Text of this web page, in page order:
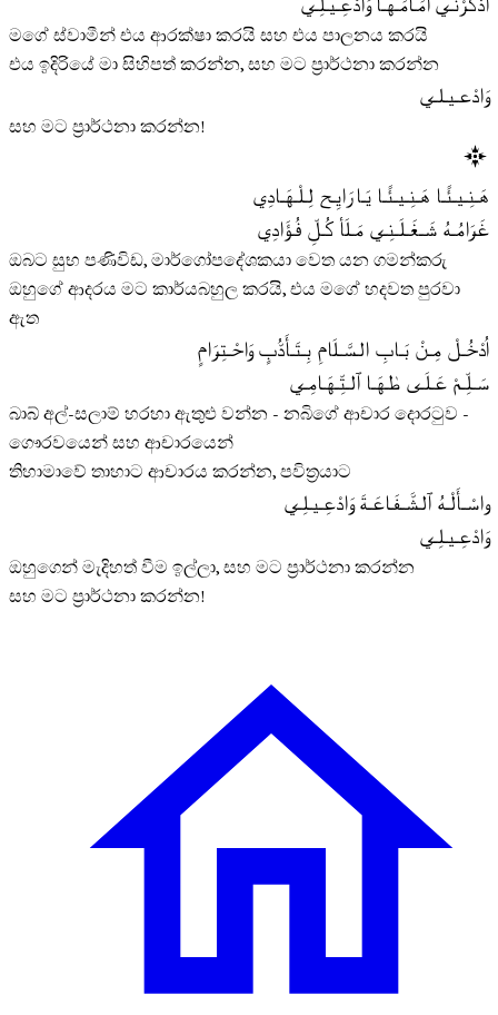
اُذْكُـرْنـي أَمَـامَـهـا وَادْعِـيـلِـي
මගේ ස්වාමීන් එය ආරක්ෂා කරයි සහ එය පාලනය කරයි
එය ඉදිරියේ මා සිහිපත් කරන්න, සහ මට ප‍්‍රාර්ථනා කරන්න
وَادْعـيـلـي
සහ මට ප‍්‍රාර්ථනා කරන්න!
هَـنِـيـئًـا هَـنِـيـئًـا يَـا رَايِـح لِـلْـهَـادِي
غَـرَامُـهُ شَـغَـلَـنِـي مَـلَأ كُـلِّ فُـؤَادِي
ඔබට සුභ පණිවිඩ, මාර්ගෝපදේශකයා වෙත යන ගමන්කරු
ඔහුගේ ආදරය මට කාර්යබහුල කරයි, එය මගේ හදවත පුරවා
ඇත
اُدْخُـلْ مِـنْ بَـابِ الـسَّـلَامِ بِـتَـأَدُّبٍ وَاحْـتِـرَامٍ
سَـلِّـمْ عَـلَـى طٰـهَـا ٱلـتِّـهَـامِـي
බාබ් අල්-සලාම් හරහා ඇතුළු වන්න - නබිගේ ආචාර දොරටුව -
ගෞරවයෙන් සහ ආචාරයෙන්
තිහාමාවේ තාහාට ආචාරය කරන්න, පවිත්‍රයාට
واسْـأَلْـهُ ٱلـشَّـفَـاعَـةَ وَادْعِـيـلِـي
وَادْعِـيـلِـي
ඔහුගෙන් මැදිහත් වීම ඉල්ලා, සහ මට ප‍්‍රාර්ථනා කරන්න
සහ මට ප‍්‍රාර්ථනා කරන්න!